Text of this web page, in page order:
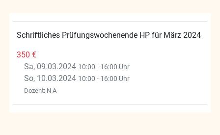
Sa, 09.03.2024 10:00 - 16:00 Uhr
So, 10.03.2024 10:00 - 16:00 Uhr
Dozent: N A
Schriftliches Prüfungswochenende HP für März 2024
350 €